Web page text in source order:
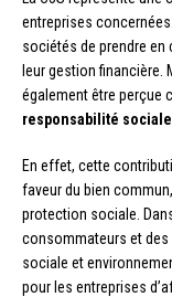
entreprises
sociétés de prendre
leur gestion financière.
également être perçue
responsabilité
En effet, cette
faveur du bien
protection sociale.
consommateurs et des
sociale et
pour les entreprises